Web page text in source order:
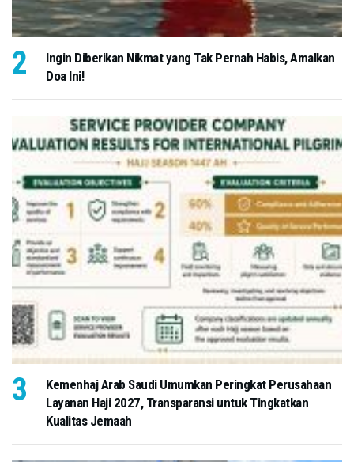
Ingin Diberikan Nikmat yang Tak Pernah Habis, Amalkan
Doa Ini!
Kemenhaj Arab Saudi Umumkan Peringkat Perusahaan
Layanan Haji 2027, Transparansi untuk Tingkatkan
Kualitas Jemaah